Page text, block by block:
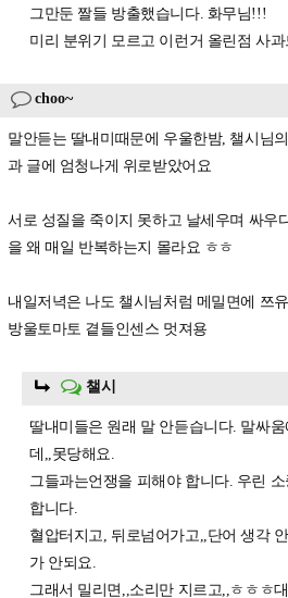
그만둔 짤들 방출했습니다. 화무님!!!
미리 분위기 모르고 이런거 올린점 사과
choo~
말안듣는 딸내미때문에 우울한밤, 챌시님
과 글에 엄청나게 위로받았어요
서로 성질을 죽이지 못하고 날세우며 싸우
을 왜 매일 반복하는지 몰라요 ㅎㅎ
내일저녁은 나도 챌시님처럼 메밀면에 쯔
방울토마토 곁들인센스 멋져용
챌시
딸내미들은 원래 말 안듣습니다. 말싸
데,,못당해요.
그들과는언쟁을 피해야 합니다. 우린
합니다.
혈압터지고, 뒤로넘어가고,,단어 생각
가 안되요.
그래서 밀리면,,소리만 지르고,,ㅎㅎㅎ